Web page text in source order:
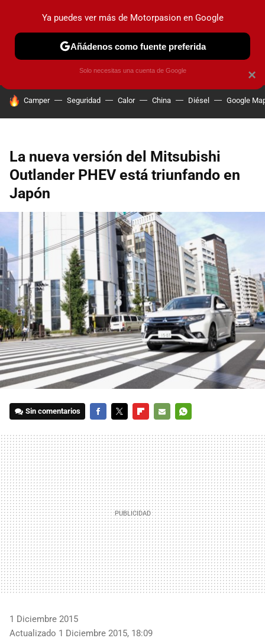
PRUEBAS COCHES ELÉCTRICOS OBSERVATORIO
HOY SE HABLA DE
Camper Seguridad Calor China Diésel Google
La nueva versión del Mitsubishi
Outlander PHEV está triunfando en
Japón
Sin comentarios
MAIL
1 Diciembre 2015
Actualizado 1 Diciembre 2015, 18:09
×
Ya puedes ver más de Motorpasion en Google
Añádenos como fuente preferida
Solo necesitas una cuenta de Google